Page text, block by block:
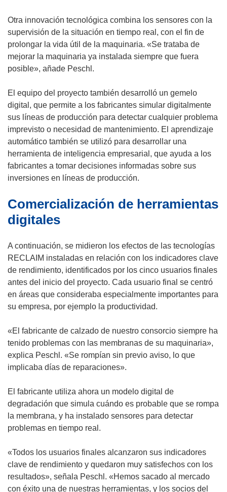
Otra innovación tecnológica combina los sensores con la
supervisión de la situación en tiempo real, con el fin de
prolongar la vida útil de la maquinaria. «Se trataba de
mejorar la maquinaria ya instalada siempre que fuera
posible», añade Peschl.
El equipo del proyecto también desarrolló un gemelo
digital, que permite a los fabricantes simular digitalmente
sus líneas de producción para detectar cualquier problema
imprevisto o necesidad de mantenimiento. El aprendizaje
automático también se utilizó para desarrollar una
herramienta de inteligencia empresarial, que ayuda a los
fabricantes a tomar decisiones informadas sobre sus
inversiones en líneas de producción.
Comercialización de herramientas
digitales
A continuación, se midieron los efectos de las tecnologías
RECLAIM instaladas en relación con los indicadores clave
de rendimiento, identificados por los cinco usuarios finales
antes del inicio del proyecto. Cada usuario final se centró
en áreas que consideraba especialmente importantes para
su empresa, por ejemplo la productividad.
«El fabricante de calzado de nuestro consorcio siempre ha
tenido problemas con las membranas de su maquinaria»,
explica Peschl. «Se rompían sin previo aviso, lo que
implicaba días de reparaciones».
El fabricante utiliza ahora un modelo digital de
degradación que simula cuándo es probable que se rompa
la membrana, y ha instalado sensores para detectar
problemas en tiempo real.
«Todos los usuarios finales alcanzaron sus indicadores
clave de rendimiento y quedaron muy satisfechos con los
resultados», señala Peschl. «Hemos sacado al mercado
con éxito una de nuestras herramientas, y los socios del